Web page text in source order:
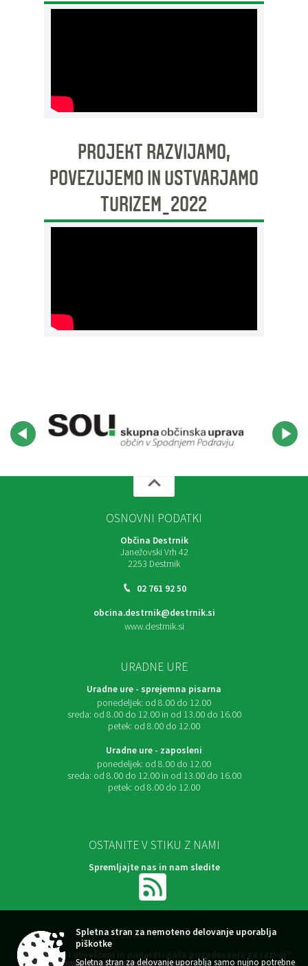
PROJEKT RAZVIJAMO,
POVEZUJEMO IN USTVARJAMO
TURIZEM_2022
OSNOVNI PODATKI
Občina Destrnik
Janežovski Vrh 42
2253 Destrnik
02 761 92 50
obcina.destrnik@destrnik.si
www.destrnik.si
URADNE URE
Uradne ure - sprejemna pisarna
ponedeljek: od 8.00 do 12.00
sreda: od 8.00 do 12.00 in od 13.00 do 16.00
petek: od 8.00 do 12.00
Uradne ure - zaposleni
ponedeljek: od 8.00 do 12.00
sreda: od 8.00 do 12.00 in od 13.00 do 16.00
petek: od 8.00 do 12.00
OSTANITE V STIKU Z NAMI
Spremljajte nas in nam sledite
NAROČITE SE NA E-OBVESTILA
Želite ostati obveščeni in podpreti naša prizadevanja za razvoj?
Spletna stran za nemoteno delovanje uporablja
piškotke
Spletna stran za delovanje uporablja samo nujno potrebne